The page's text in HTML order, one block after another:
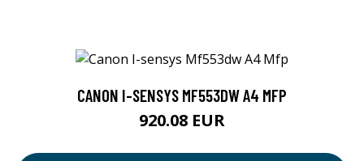
CANON I-SENSYS MF553DW A4 MFP
920.08 EUR